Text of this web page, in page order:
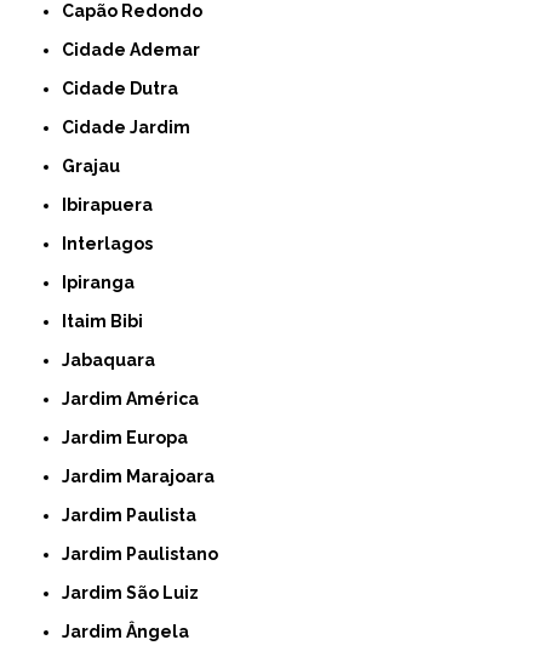
Capão Redondo
Cidade Ademar
Cidade Dutra
Cidade Jardim
Grajau
Ibirapuera
Interlagos
Ipiranga
Itaim Bibi
Jabaquara
Jardim América
Jardim Europa
Jardim Marajoara
Jardim Paulista
Jardim Paulistano
Jardim São Luiz
Jardim Ângela